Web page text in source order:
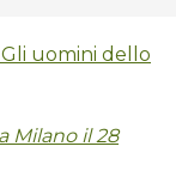
Milano il 28